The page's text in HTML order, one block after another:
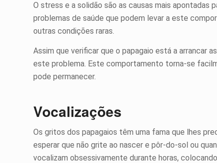
O stress e a solidão são as causas mais apontadas
problemas de saúde que podem levar a este
outras condições raras.
Assim que verificar que o papagaio está a arrancar
este problema. Este comportamento torna-se
pode permanecer.
Vocalizações
Os gritos dos papagaios têm uma fama que lhes
esperar que não grite ao nascer e pôr-do-sol ou
vocalizam obsessivamente durante horas,